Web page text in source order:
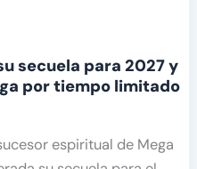
secuela para 2027 y
por tiempo limitado
espiritual de Mega